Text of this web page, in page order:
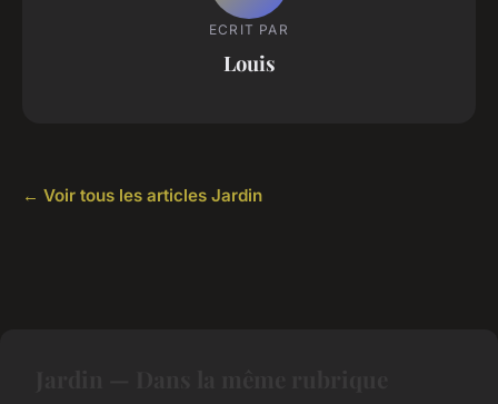
ECRIT PAR
Louis
← Voir tous les articles Jardin